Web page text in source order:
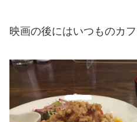
映画の後にはいつものカ